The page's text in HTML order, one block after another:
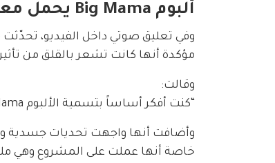
ألبوم Big Mama يحمل معنى شخصياً لـ Latto
مؤكدة أنها كانت تشعر بالقلق من
وقالت:
“كنت أفكر أساساً بتسمية الألبوم Big Mama، وبعدها اكتشفت حملي، وشعرت أن كل شيء أصبح منطقياً.”
وأضافت أنها واجهت تحديات جسدية
خاصة أنها عملت على المشروع وهي